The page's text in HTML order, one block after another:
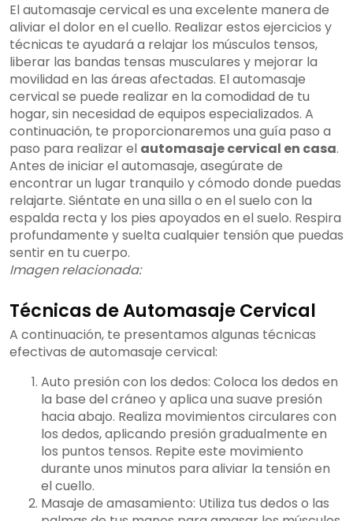
El automasaje cervical es una excelente manera de
aliviar el dolor en el cuello. Realizar estos ejercicios y
técnicas te ayudará a relajar los músculos tensos,
liberar las bandas tensas musculares y mejorar la
movilidad en las áreas afectadas. El automasaje
cervical se puede realizar en la comodidad de tu
hogar, sin necesidad de equipos especializados. A
continuación, te proporcionaremos una guía paso a
paso para realizar el automasaje cervical en casa.
Antes de iniciar el automasaje, asegúrate de
encontrar un lugar tranquilo y cómodo donde puedas
relajarte. Siéntate en una silla o en el suelo con la
espalda recta y los pies apoyados en el suelo. Respira
profundamente y suelta cualquier tensión que puedas
sentir en tu cuerpo.
Imagen relacionada:
Técnicas de Automasaje Cervical
A continuación, te presentamos algunas técnicas
efectivas de automasaje cervical:
Auto presión con los dedos: Coloca los dedos en
la base del cráneo y aplica una suave presión
hacia abajo. Realiza movimientos circulares con
los dedos, aplicando presión gradualmente en
los puntos tensos. Repite este movimiento
durante unos minutos para aliviar la tensión en
el cuello.
Masaje de amasamiento: Utiliza tus dedos o las